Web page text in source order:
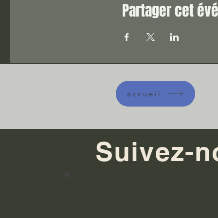
Partager cet
accueil
Suivez-